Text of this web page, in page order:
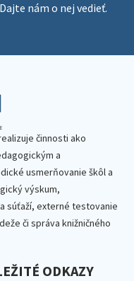
nám o nej vedieť.
činnosti ako
a
usmerňovanie škôl a
výskum,
súťaží, externé testovanie
či správa knižničného
ODKAZY